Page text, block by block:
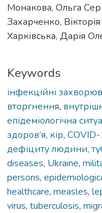
Монакова, Ольга
Захарченко, Вікторія
Харківська, Дарія
Keywords
інфекційні
вторгнення,
епідеміологічна
здоров’я, кір,
дефіциту людини,
diseases, Ukraine,
persons,
healthcare, measles,
virus, tuberculosis,